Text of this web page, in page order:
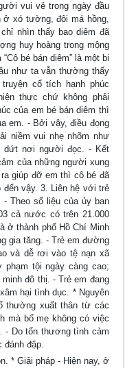
vui vẻ trong ngày đầu
ở xó tường, đôi má hồng,
nhìn thấy bao diêm đã
huy hoàng trong mộng
bé bán diêm” là một bi
như ta vẫn thường thấy
cổ tích hạnh phúc
thực chứ không phải
của em bé bán diêm thì
em. - Bởi vậy, điều đọng
niềm vui nhẹ nhõm như
dứt nơi người đọc. - Kết
của những người xung
giúp đỡ em thì cô bé đã
đến vậy. 3. Liên hệ với trẻ
Theo số liệu của ủy ban
cả nước có trên 21.000
ở thành phố Hồ Chí Minh
gia tăng. - Trẻ em đường
và dễ rơi vào tệ nạn xã
tội ngày càng cao;
đô thị. - Trẻ em đang
hại tình dục. * Nguyên
thường xuất thân từ các
mà bố mẹ không có việc
- Do tổn thương tình cảm
đánh đập.
* Giải pháp - Hiện nay, ở